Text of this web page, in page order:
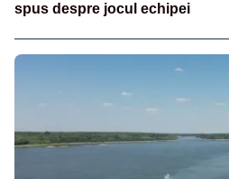
spus despre jocul echipei